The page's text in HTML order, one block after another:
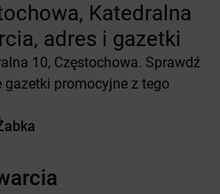
Katedralna
adres i gazetki
10, Częstochowa. Sprawdź
promocyjne z tego